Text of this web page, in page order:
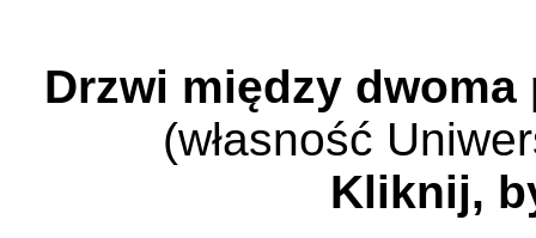
Drzwi między
(własność
Kliknij,